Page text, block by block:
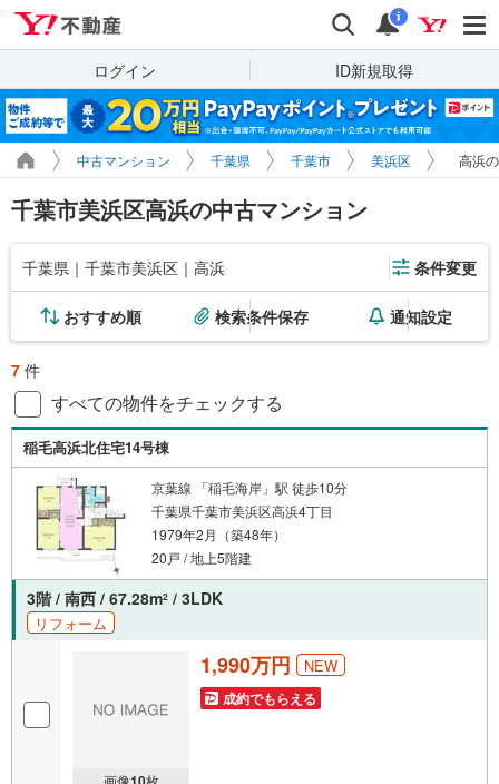
検索 通知
i
ログイン ID新規取得
中古マンション 千葉県 千葉市 美浜区 高浜
千葉市美浜区高浜の中古マンション
千葉県｜千葉市美浜区｜高浜 条件変更
おすすめ順 検索条件保存 通知設定
7 件
すべての物件をチェックする
稲毛高浜北住宅14号棟
京葉線 「稲毛海岸」駅 徒歩10分
千葉県千葉市美浜区高浜4丁目
1979年2月（築48年）
20戸 / 地上5階建
3階 / 南西 / 67.28m2 / 3LDK
リフォーム
画像 枚
1,990万円 NEW
成約でもらえる